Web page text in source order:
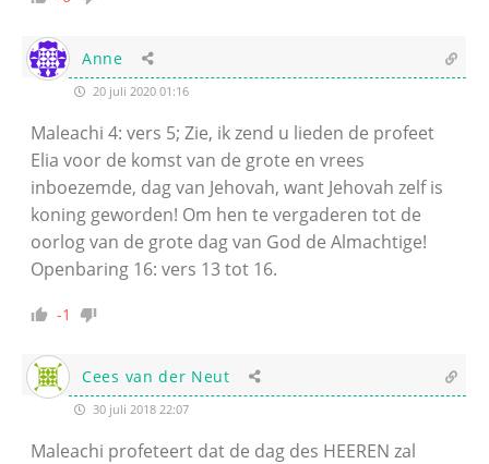
Anne
20 juli 2020 01:16
Maleachi 4: vers 5; Zie, ik zend u lieden de profeet
Elia voor de komst van de grote en vrees
inboezemde, dag van Jehovah, want Jehovah zelf is
koning geworden! Om hen te vergaderen tot de
oorlog van de grote dag van God de Almachtige!
Openbaring 16: vers 13 tot 16.
-1
Cees van der Neut
30 juli 2018 22:07
Maleachi profeteert dat de dag des HEEREN zal